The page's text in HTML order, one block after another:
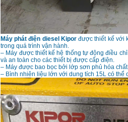
Máy phát điện diesel Kiporđược thiết kế với
trong quá trình vận hành.
– Máy được thiết kế hệ thống tự động điều
và an toàn cho các thiết bị được cấp điện.
– Máy được bao bọc bởi lớp sơn phủ hóa
– Bình nhiên liệu lớn với dung tích 15L có thể